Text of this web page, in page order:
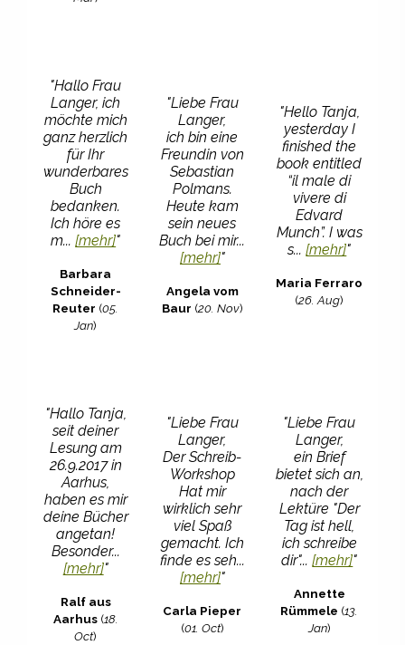
"Hallo Frau
Langer, ich
möchte mich
ganz herzlich
für Ihr
wunderbares
Buch
bedanken.
Ich höre es
m...[mehr]"
Barbara
Schneider-
Reuter (05.
Jan)
"Liebe Frau
Langer,
ich bin eine
Freundin von
Sebastian
Polmans.
Heute kam
sein neues
Buch bei mir...
[mehr]"
Angela vom
Baur (20. Nov)
"Hello Tanja,
yesterday I
finished the
book entitled
“il male di
vivere di
Edvard
Munch”. I was
s...[mehr]"
Maria Ferraro
(26. Aug)
"Hallo Tanja,
seit deiner
Lesung am
26.9.2017 in
Aarhus,
haben es mir
deine Bücher
angetan!
Besonder...
[mehr]"
Ralf aus
Aarhus(18.
Oct)
"Liebe Frau
Langer,
Der Schreib-
Workshop
Hat mir
wirklich sehr
viel Spaß
gemacht. Ich
finde es seh...
[mehr]"
Carla Pieper
(01. Oct)
"Liebe Frau
Langer,
ein Brief
bietet sich an,
nach der
Lektüre "Der
Tag ist hell,
ich schreibe
dir"...[mehr]"
Annette
Rümmele (13.
Jan)